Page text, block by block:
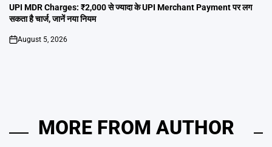
IN
UPI MDR Charges: ₹2,000 से ज्यादा के UPI Merchant Payment पर लग
सकता है चार्ज, जानें नया नियम
on
August 5, 2026
MORE FROM AUTHOR